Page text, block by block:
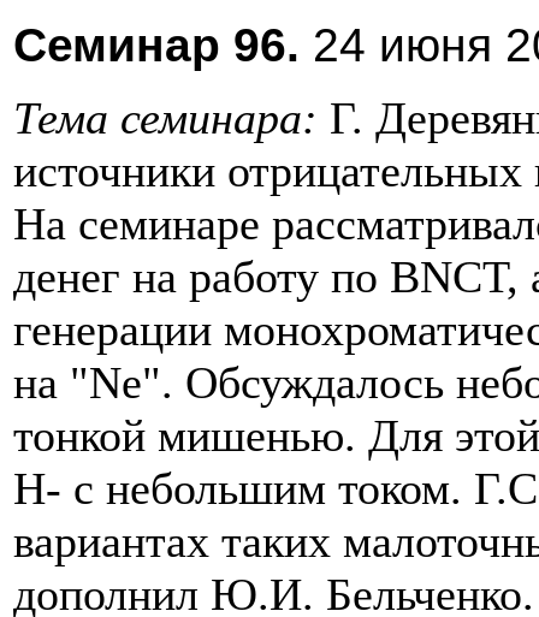
Cеминар 96. 24 июня
Тема семинара: Г.
источники
На семинаре
денег на работу по
генерации
на "Ne". Обсуждалось
тонкой мишенью. Для
Н- с небольшим током.
вариантах таких
дополнил Ю.И.